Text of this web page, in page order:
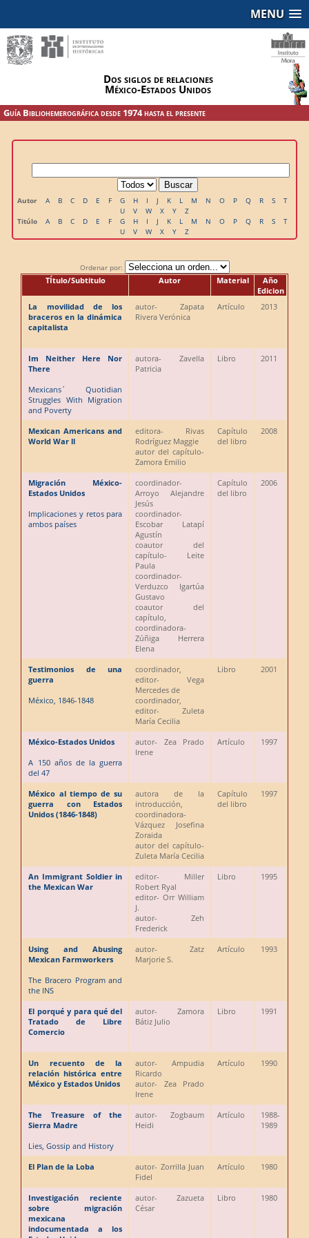
MENU
Dos siglos de relaciones
México-Estados Unidos
Guía Bibliohemerográfica desde 1974 hasta el presente
Autor A B C D E F G H I J K L M N O P Q R S
T
U
V W X Y
Z
Titúlo
A B C D E F G H I J K L M N O P Q R S
T
U
V W X Y Z
Ordenar por:
TÍtulo/Subtitulo Autor Material
Año
Edicion
La movilidad de los
braceros en la dinámica
capitalista
autor- Zapata
Rivera Verónica
Artículo 2013
Im Neither Here Nor
There
Mexicans´ Quotidian
Struggles With Migration
and Poverty
autora- Zavella
Patricia
Libro 2011
Mexican Americans and
World War ll
editora- Rivas
Rodríguez Maggie
autor del capítulo-
Zamora Emilio
Capítulo
del libro
2008
Migración México-
Estados Unidos
Implicaciones y retos para
ambos países
coordinador-
Arroyo Alejandre
Jesús
coordinador-
Escobar Latapí
Agustín
coautor del
capítulo- Leite
Paula
coordinador-
Verduzco Igartúa
Gustavo
coautor del
capítulo,
coordinadora-
Zúñiga Herrera
Elena
Capítulo
del libro
2006
Testimonios de una
guerra
México, 1846-1848
coordinador,
editor- Vega
Mercedes de
coordinador,
editor- Zuleta
María Cecilia
Libro 2001
México-Estados Unidos
A 150 años de la guerra
del 47
autor- Zea Prado
Irene
Artículo 1997
México al tiempo de su
guerra con Estados
Unidos (1846-1848)
autora de la
introducción,
coordinadora-
Vázquez Josefina
Zoraida
autor del capítulo-
Zuleta María Cecilia
Capítulo
del libro
1997
An Immigrant Soldier in
the Mexican War
editor- Miller
Robert Ryal
editor- Orr William
J.
autor- Zeh
Frederick
Libro 1995
Using and Abusing
Mexican Farmworkers
The Bracero Program and
the INS
autor- Zatz
Marjorie S.
Artículo 1993
El porqué y para qué del
Tratado de Libre
Comercio
autor- Zamora
Bátiz Julio
Libro 1991
Un recuento de la
relación histórica entre
México y Estados Unidos
autor- Ampudia
Ricardo
autor- Zea Prado
Irene
Artículo 1990
The Treasure of the
Sierra Madre
Lies, Gossip and History
autor- Zogbaum
Heidi
Artículo
1988-
1989
El Plan de la Loba autor- Zorrilla Juan
Fidel
Artículo 1980
Investigación reciente
sobre migración
mexicana
indocumentada a los
autor- Zazueta
César
Libro 1980